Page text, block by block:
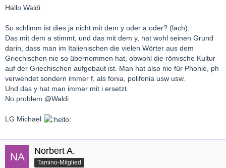
Hallo Waldi
So schlimm ist dies ja nicht mit dem y oder a oder? (lach).
Das mit dem a stimmt, und das mit dem y, hat wohl seinen Grund
darin, dass man im Italienischen die vielen Wörter aus dem
Griechischen nie so übernommen hat, obwohl die römische Kultur
auf der Griechischen aufgebaut ist. Man hat also nie für Phonie, ph
verwendet sondern immer f, als fonia, polifonia usw usw.
Und das y hat man immer mit i ersetzt.
No problem @Waldi
LG Michael
Norbert A.
Tamino-Mitglied